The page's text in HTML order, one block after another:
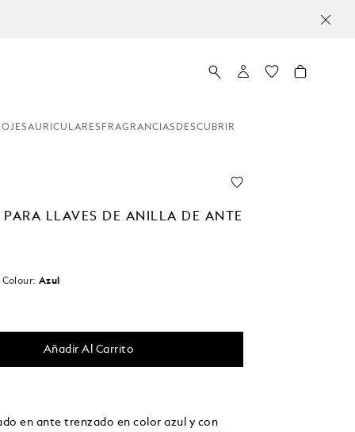
AURICULARES FRAGRANCIAS DESCUBRIR
PARA LLAVES DE ANILLA DE ANTE
Colour: Azul
Añadir Al Carrito
en ante trenzado en color azul y con